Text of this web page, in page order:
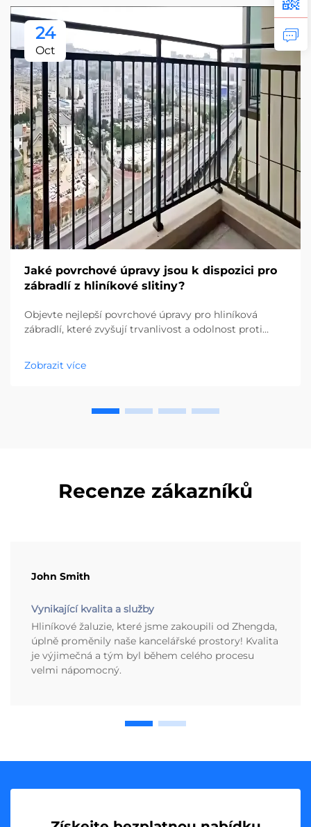
24
Oct
Jaké povrchové úpravy jsou k dispozici pro
zábradlí z hliníkové slitiny?
Objevte nejlepší povrchové úpravy pro hliníková
zábradlí, které zvyšují trvanlivost a odolnost proti
Získejte ještě dnes odborné poradenství.
Zobrazit více
Recenze zákazníků
John Smith
Vynikající kvalita a služby
Hliníkové žaluzie, které jsme zakoupili od Zhengda,
úplně proměnily naše kancelářské prostory! Kvalita
je výjimečná a tým byl během celého procesu
velmi nápomocný.